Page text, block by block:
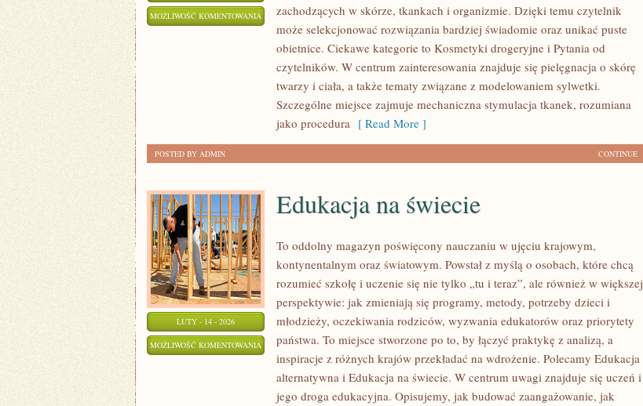
MOŻLIWOŚĆ KOMENTOWANIA ANTI-
AGING
zachodzących w skórze, tkankach i organizmie. Dzięki temu czytelnik
może selekcjonować rozwiązania bardziej świadomie oraz unikać puste
obietnice. Ciekawe kategorie to Kosmetyki drogeryjne i Pytania od
czytelników. W centrum zainteresowania znajduje się pielęgnacja o skórę
twarzy i ciała, a także tematy związane z modelowaniem sylwetki.
Szczególne miejsce zajmuje mechaniczna stymulacja tkanek, rozumiana
jako procedura [ Read More ]
CONTINUE
POSTED BY ADMIN
LUTY - 14 - 2026
MOŻLIWOŚĆ KOMENTOWANIA EDUKACJA
ŚWIECIE
Edukacja na świecie
To oddolny magazyn poświęcony nauczaniu w ujęciu krajowym,
kontynentalnym oraz światowym. Powstał z myślą o osobach, które chcą
rozumieć szkołę i uczenie się nie tylko „tu i teraz”, ale również w większej
perspektywie: jak zmieniają się programy, metody, potrzeby dzieci i
młodzieży, oczekiwania rodziców, wyzwania edukatorów oraz priorytety
państwa. To miejsce stworzone po to, by łączyć praktykę z analizą, a
inspiracje z różnych krajów przekładać na wdrożenie. Polecamy Edukacja
alternatywna i Edukacja na świecie. W centrum uwagi znajduje się uczeń i
jego droga edukacyjna. Opisujemy, jak budować zaangażowanie, jak